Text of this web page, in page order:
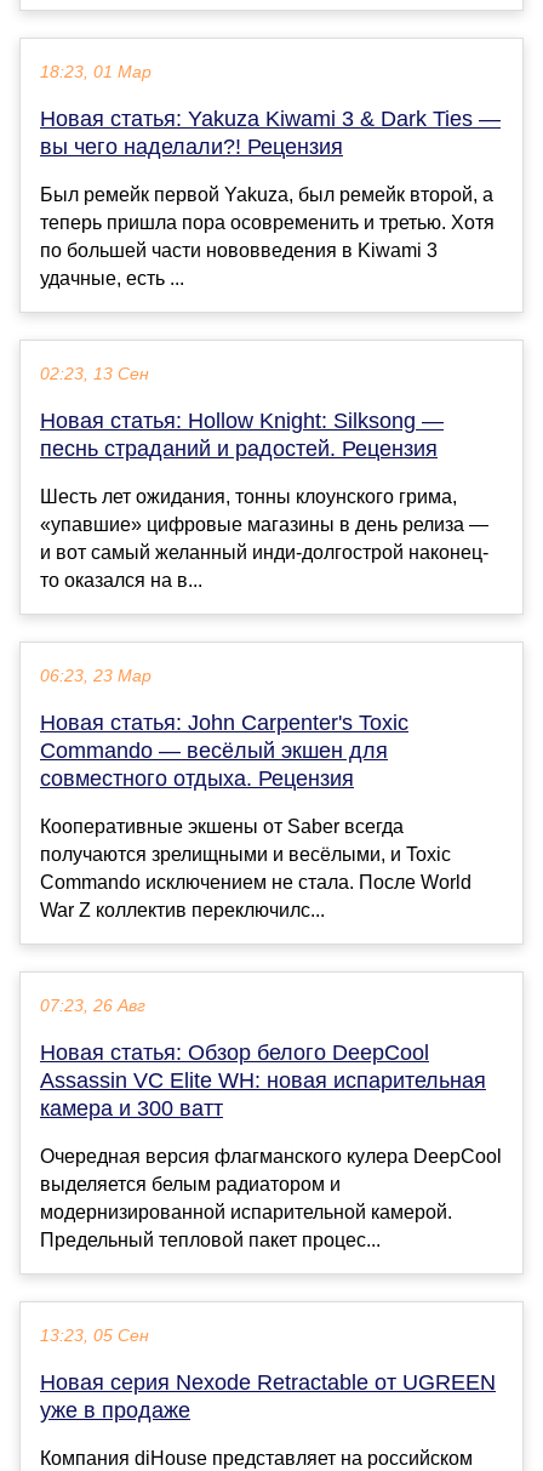
18:23, 01 Мар
Новая статья: Yakuza Kiwami 3 & Dark Ties —
вы чего наделали?! Рецензия
Был ремейк первой Yakuza, был ремейк второй, а
теперь пришла пора осовременить и третью. Хотя
по большей части нововведения в Kiwami 3
удачные, есть ...
02:23, 13 Сен
Новая статья: Hollow Knight: Silksong —
песнь страданий и радостей. Рецензия
Шесть лет ожидания, тонны клоунского грима,
«упавшие» цифровые магазины в день релиза —
и вот самый желанный инди-долгострой наконец-
то оказался на в...
06:23, 23 Мар
Новая статья: John Carpenter's Toxic
Commando — весёлый экшен для
совместного отдыха. Рецензия
Кооперативные экшены от Saber всегда
получаются зрелищными и весёлыми, и Toxic
Commando исключением не стала. После World
War Z коллектив переключилс...
07:23, 26 Авг
Новая статья: Обзор белого DeepCool
Assassin VC Elite WH: новая испарительная
камера и 300 ватт
Очередная версия флагманского кулера DeepCool
выделяется белым радиатором и
модернизированной испарительной камерой.
Предельный тепловой пакет процес...
13:23, 05 Сен
Новая серия Nexode Retractable от UGREEN
уже в продаже
Компания diHouse представляет на российском